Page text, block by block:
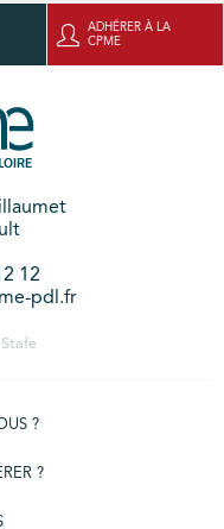
ADHÉRER À LA
CPME
12
pdl.fr
Stafe
?
?